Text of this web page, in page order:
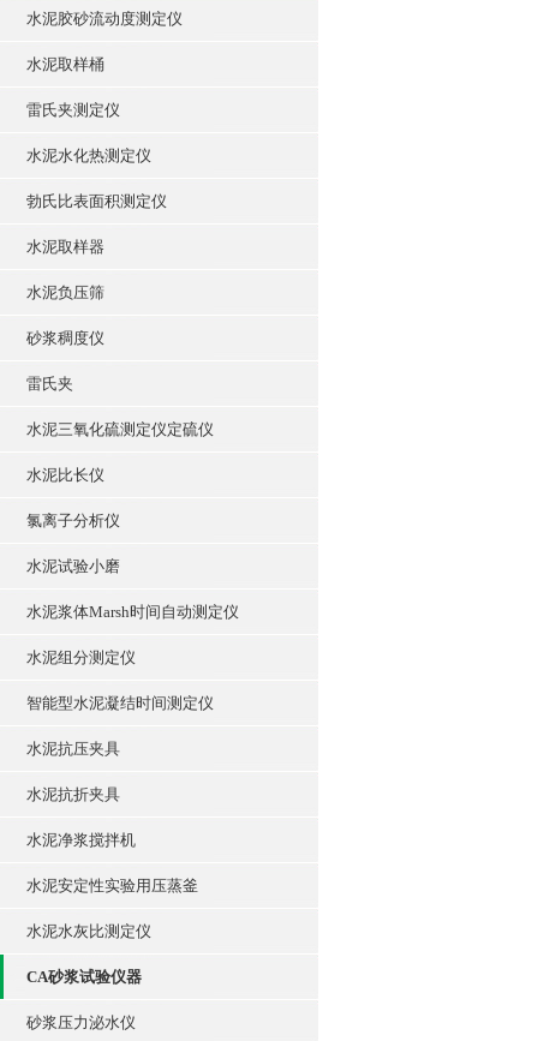
水泥胶砂流动度测定仪
水泥取样桶
雷氏夹测定仪
水泥水化热测定仪
勃氏比表面积测定仪
水泥取样器
水泥负压筛
砂浆稠度仪
雷氏夹
水泥三氧化硫测定仪定硫仪
水泥比长仪
氯离子分析仪
水泥试验小磨
水泥浆体Marsh时间自动测定仪
水泥组分测定仪
智能型水泥凝结时间测定仪
水泥抗压夹具
水泥抗折夹具
水泥净浆搅拌机
水泥安定性实验用压蒸釜
水泥水灰比测定仪
CA砂浆试验仪器
砂浆压力泌水仪